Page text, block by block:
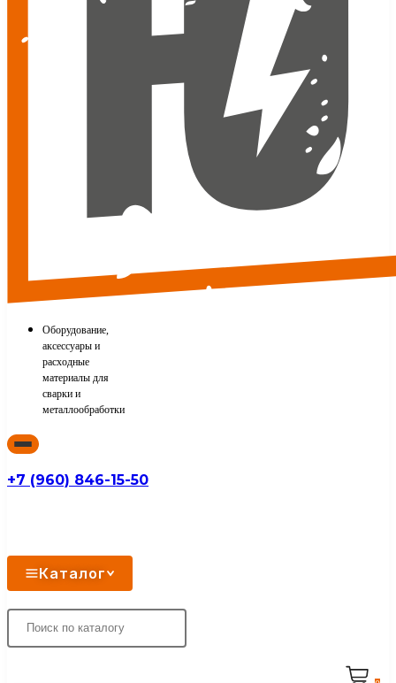
Оборудование,
аксессуары и
расходные
материалы для
сварки и
металлообработки
+7 (960) 846-15-50
Каталог